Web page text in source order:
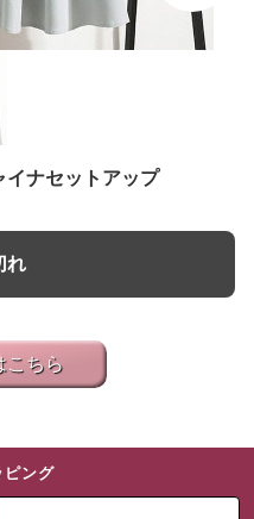
ナセットアップ
れ
こちら
ピング